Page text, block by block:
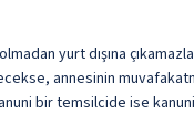
yurt dışına
annesinin
bir temsilcide ise